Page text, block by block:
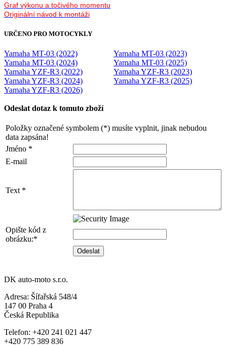
Graf výkonu a točivého momentu
Originální návod k montáži
URČENO PRO MOTOCYKLY
Yamaha MT-03 (2022)
Yamaha MT-03 (2023)
Yamaha MT-03 (2024)
Yamaha MT-03 (2025)
Yamaha YZF-R3 (2022)
Yamaha YZF-R3 (2023)
Yamaha YZF-R3 (2024)
Yamaha YZF-R3 (2025)
Yamaha YZF-R3 (2026)
Odeslat dotaz k tomuto zboží
Položky označené symbolem (*) musíte vyplnit, jinak nebudou
data zapsána!
Jméno *
E-mail
Text *
Opište kód z
obrázku:*
DK auto-moto s.r.o.
Adresa: Šífařská 548/4
147 00 Praha 4
Česká Republika
Telefon: +420 241 021 447
+420 775 389 836